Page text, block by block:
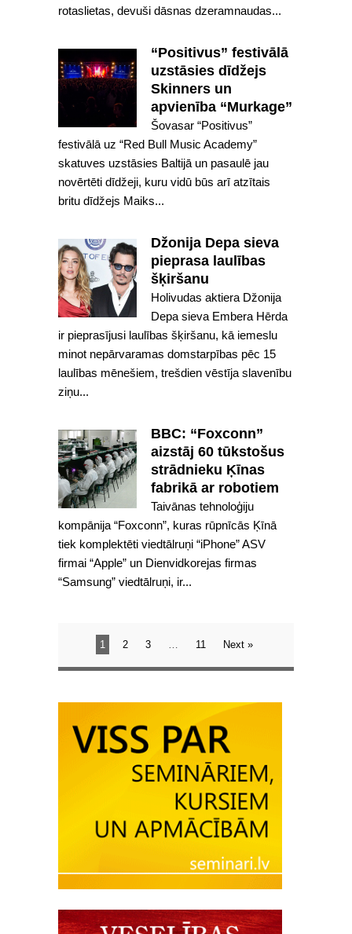
rotaslietas, devuši dāsnas dzeramnaudas...
“Positivus” festivālā
uzstāsies dīdžejs
Skinners un
apvienība “Murkage”
Šovasar “Positivus”
festivālā uz “Red Bull Music Academy”
skatuves uzstāsies Baltijā un pasaulē jau
novērtēti dīdžeji, kuru vidū būs arī atzītais
britu dīdžejs Maiks...
Džonija Depa sieva
pieprasa laulības
šķiršanu
Holivudas aktiera Džonija
Depa sieva Embera Hērda
ir pieprasījusi laulības šķiršanu, kā iemeslu
minot nepārvaramas domstarpības pēc 15
laulības mēnešiem, trešdien vēstīja slavenību
ziņu...
BBC: “Foxconn”
aizstāj 60 tūkstošus
strādnieku Ķīnas
fabrikā ar robotiem
Taivānas tehnoloģiju
kompānija “Foxconn”, kuras rūpnīcās Ķīnā
tiek komplektēti viedtālruņi “iPhone” ASV
firmai “Apple” un Dienvidkorejas firmas
“Samsung” viedtālruņi, ir...
1 2 3 … 11 Next »